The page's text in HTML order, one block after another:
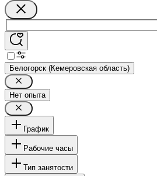
Белогорск (Кемеровская область)
Нет опыта
График
Рабочие часы
Тип занятости